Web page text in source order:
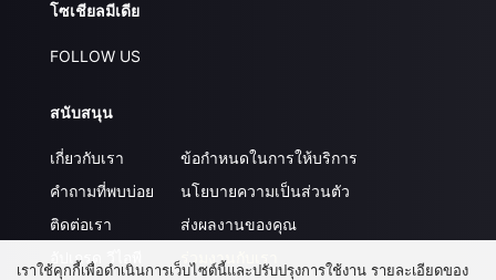
โซเชียลมีเดีย
FOLLOW US
สนับสนุน
เกี่ยวกับเรา
คำถามที่พบบ่อย
ติดต่อเรา
อัปเกรด วีไอพี
ข้อกำหนดในการให้บริการ
นโยบายความเป็นส่วนตัว
ส่งผลงานของคุณ
ร่วมงานกับเรา
เราใช้คุกกี้เพื่อดำเนินการเว็บไซต์นี้และปรับปรุงการใช้งาน รายละเอียดของ